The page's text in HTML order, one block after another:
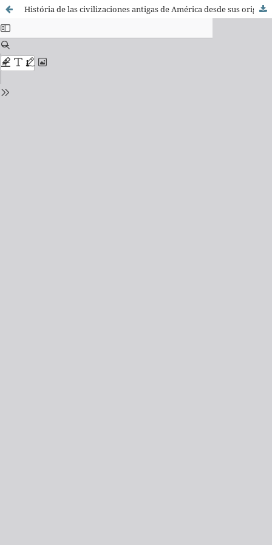
História de las civilizaciones antigas de América desde sus origines